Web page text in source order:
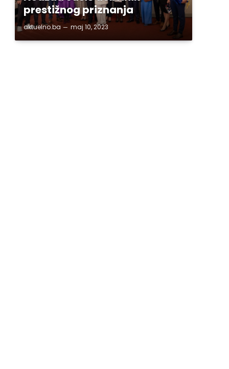
prestižnog priznanja
aktuelno.ba maj 10, 2023